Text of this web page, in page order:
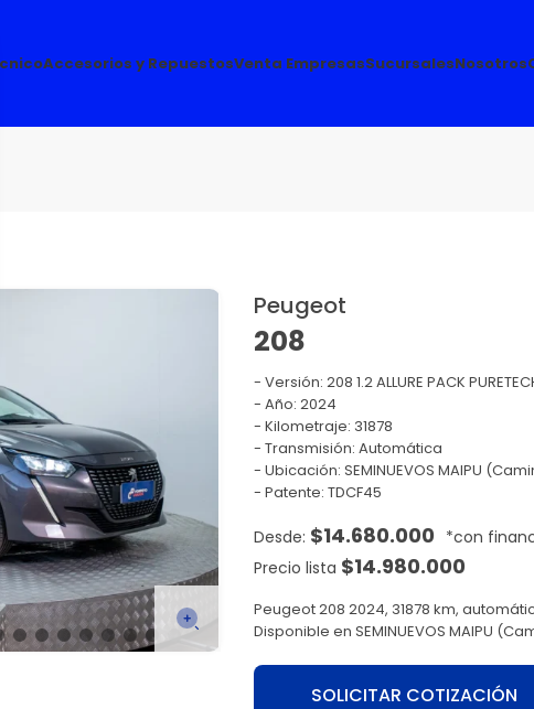
Accesorios y RepuestosVenta EmpresasSucursalesNosotros
Peugeot
208
Versión: 208 1.2 ALLURE PACK
Año: 2024
Kilometraje: 31878
Transmisión: Automática
Ubicación: SEMINUEVOS MAIPU
Patente: TDCF45
$14.680.000
Precio lista $14.980.000
Peugeot 208 2024, 31878 km,
Disponible en SEMINUEVOS MAIPU
SOLICITAR COTIZACIÓN